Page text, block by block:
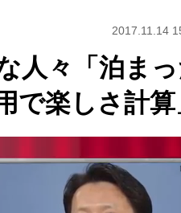
2017.11.14
人々「泊ま
で楽しさ計